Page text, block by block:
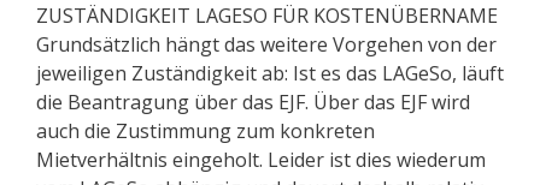
ZUSTÄNDIGKEIT LAGESO FÜR KOSTENÜBERNAME
Grundsätzlich hängt das weitere Vorgehen von der
jeweiligen Zuständigkeit ab: Ist es das LAGeSo, läuft
die Beantragung über das EJF. Über das EJF wird
auch die Zustimmung zum konkreten
Mietverhältnis eingeholt. Leider ist dies wiederum